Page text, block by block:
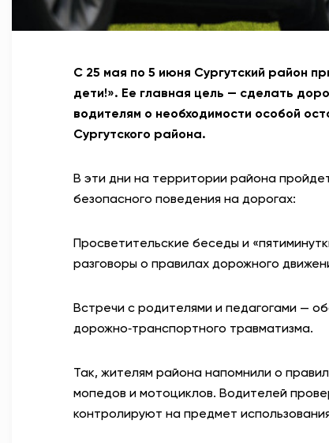
С 25 мая по 5 июня Сургутский район
дети!». Ее главная цель — сделать
водителям о необходимости особой
Сургутского района.
В эти дни на территории района
безопасного поведения на дорогах:
Просветительские беседы и
разговоры о правилах дорожного
Встречи с родителями и педагогами —
дорожно‑транспортного травматизма.
Так, жителям района напомнили о
мопедов и мотоциклов. Водителей
контролируют на предмет